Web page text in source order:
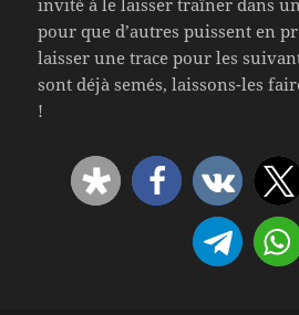
pour que d’autres puissent en
laisser une trace pour les
sont déjà semés, laissons-les
!